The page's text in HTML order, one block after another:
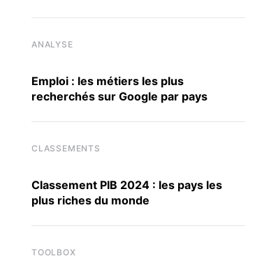
ANALYSE
Emploi : les métiers les plus
recherchés sur Google par pays
CLASSEMENTS
Classement PIB 2024 : les pays les
plus riches du monde
TOOLBOX